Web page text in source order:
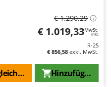
€ 1.290,29
€ 1.019,33MwSt.
inkl.
R-25
€ 856,58 exkl. MwSt.
Hinzufügen
Sie